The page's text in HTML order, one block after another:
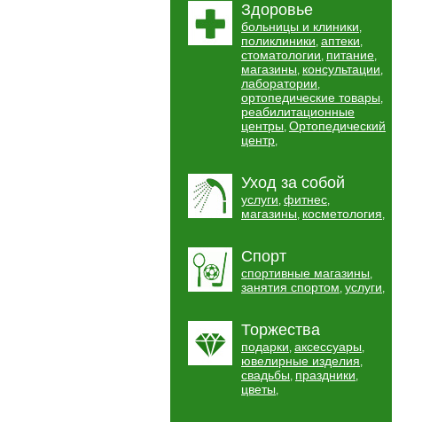
Здоровье
больницы и клиники,
поликлиники, аптеки,
стоматологии, питание,
магазины, консультации,
лаборатории,
ортопедические товары,
реабилитационные
центры, Ортопедический
центр,
Уход за собой
услуги, фитнес,
магазины, косметология,
Спорт
спортивные магазины,
занятия спортом, услуги,
Торжества
подарки, аксессуары,
ювелирные изделия,
свадьбы, праздники,
цветы,